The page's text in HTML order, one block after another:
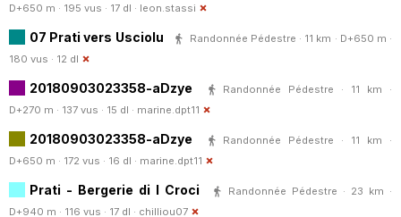
D+650 m · 195 vus · 17 dl · leon.stassi
07 Prati vers Usciolu
Randonnée Pédestre · 11 km · D+650 m ·
180 vus · 12 dl
20180903023358-aDzye
Randonnée Pédestre · 11 km ·
D+270 m · 137 vus · 15 dl · marine.dpt11
20180903023358-aDzye
Randonnée Pédestre · 11 km ·
D+650 m · 172 vus · 16 dl · marine.dpt11
Prati - Bergerie di I Croci
Randonnée Pédestre · 23 km ·
D+940 m · 116 vus · 17 dl · chilliou07